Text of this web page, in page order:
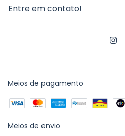
Entre em contato!
Meios de pagamento
Meios de envio